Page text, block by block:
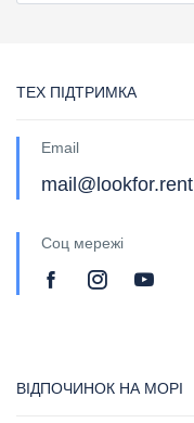
ТЕХ ПІДТРИМКА
Email
mail@lookfor.rent
Соц мережі
ВІДПОЧИНОК НА МОРІ